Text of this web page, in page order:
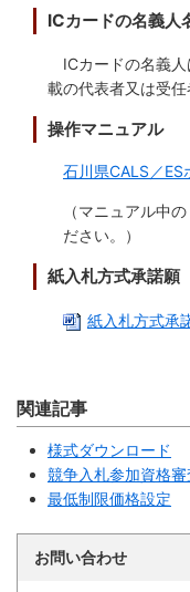
防災
防災・救急
ICカードの名義人
ICカードの名義人
載の代表者又は受任
操作マニュアル
石川県CALS／ES
（マニュアル中
ださい。）
紙入札方式承諾願
紙入札方式承
関連記事
様式ダウンロード
競争入札参加資格
最低制限価格設定
お問い合わせ